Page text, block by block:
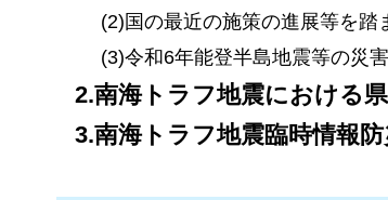
(2)国の最近の施策の進展等を踏
(3)令和6年能登半島地震等の災
2.南海トラフ地震における
3.南海トラフ地震臨時情報